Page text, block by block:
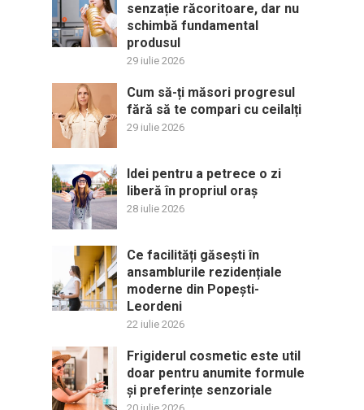
senzație răcoritoare, dar nu
schimbă fundamental
produsul
29 iulie 2026
Cum să-ți măsori progresul
fără să te compari cu ceilalți
29 iulie 2026
Idei pentru a petrece o zi
liberă în propriul oraș
28 iulie 2026
Ce facilități găsești în
ansamblurile rezidențiale
moderne din Popești-
Leordeni
22 iulie 2026
Frigiderul cosmetic este util
doar pentru anumite formule
și preferințe senzoriale